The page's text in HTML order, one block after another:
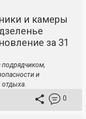
и камеры
за 31
подрядчиком,
и
0